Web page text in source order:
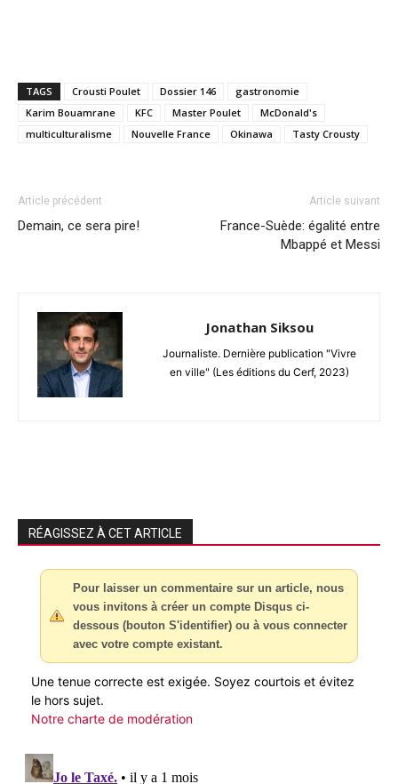
TAGS Crousti Poulet Dossier 146
gastronomie
Karim Bouamrane
KFC Master Poulet
McDonald's
multiculturalisme
Nouvelle France Okinawa Tasty Crousty
Article précédent
Demain, ce sera pire!
Article suivant
France-Suède: égalité entre
Mbappé et Messi
Jonathan Siksou
Journaliste. Dernière publication "Vivre
en ville" (Les éditions du Cerf, 2023)
RÉAGISSEZ À CET ARTICLE
Pour laisser un commentaire sur un article, nous
vous invitons à créer un compte Disqus ci-
dessous (bouton S'identifier) ou à vous connecter
avec votre compte existant.
Une tenue correcte est exigée. Soyez courtois et évitez
le hors sujet.
Notre charte de modération